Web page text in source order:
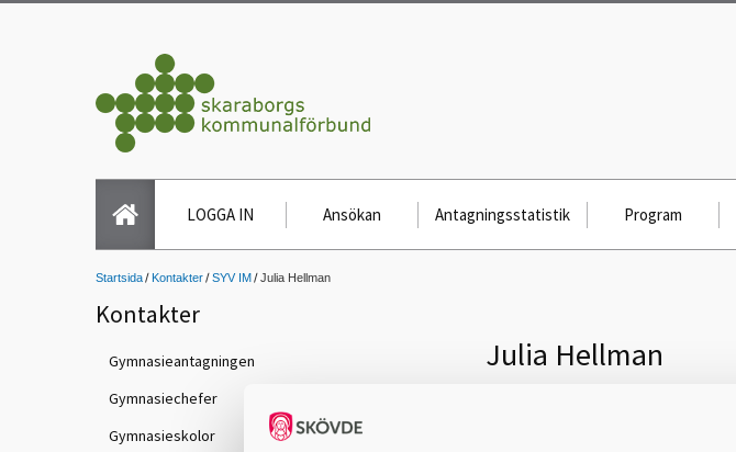
LOGGA IN Ansökan Antagningsstatistik Program
Startsida Kontakter SYV IM Julia Hellman
Kontakter
Gymnasieantagningen
Gymnasiechefer
Gymnasieskolor
Julia Hellman